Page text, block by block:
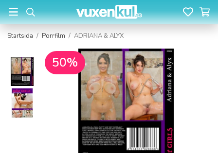
Startsida / Porrfilm / ADRIANA & ALYX
50%